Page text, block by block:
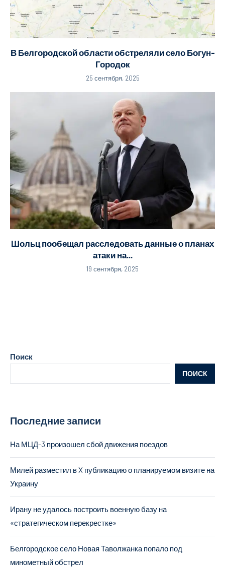
В Белгородской области обстреляли село Богун-
Городок
25 сентября, 2025
Шольц пообещал расследовать данные о планах
атаки на...
19 сентября, 2025
Поиск
ПОИСК
Последние записи
На МЦД-3 произошел сбой движения поездов
Милей разместил в X публикацию о планируемом визите на
Украину
Ирану не удалось построить военную базу на
«стратегическом перекрестке»
Белгородское село Новая Таволжанка попало под
минометный обстрел